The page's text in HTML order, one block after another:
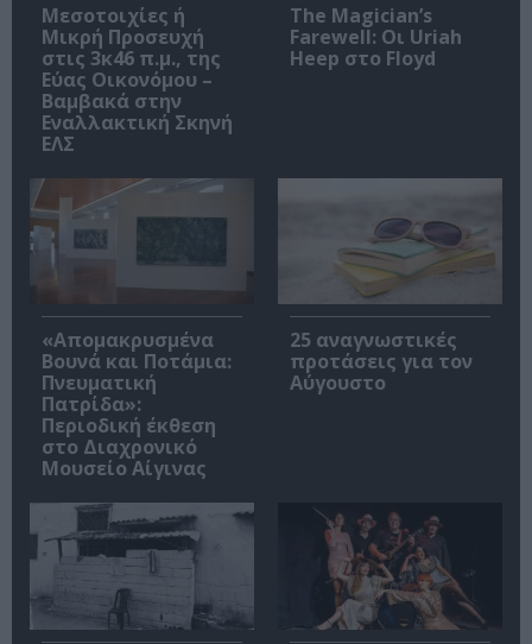
Μεσοτοιχίες ή
Μικρή Προσευχή
στις 3κ46 π.μ., της
Εύας Οικονόμου –
Βαμβακά στην
Εναλλακτική Σκηνή
ΕΛΣ
The Magician’s
Farewell: Οι Uriah
Heep στο Floyd
«Απομακρυσμένα
Βουνά και Ποτάμια:
Πνευματική
Πατρίδα»:
Περιοδική έκθεση
στο Διαχρονικό
Μουσείο Αίγινας
25 αναγνωστικές
προτάσεις για τον
Αύγουστο